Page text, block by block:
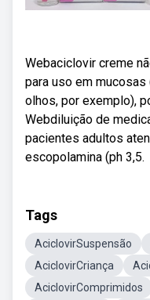
Webaciclovir creme
para uso em mucosas
olhos, por exemplo),
Webdiluição de
pacientes adultos
escopolamina (ph 3,5.
Tags
AciclovirSuspensão
AciclovirCriança
AciclovirComprimidos